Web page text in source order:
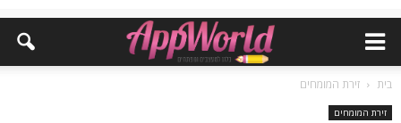
בית זירת המומחים
זירת המומחים